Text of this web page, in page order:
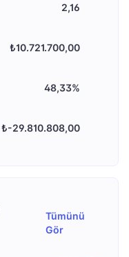
2,16
₺10.721.700,00
48,33%
₺-29.810.808,00
Tümünü
Gör